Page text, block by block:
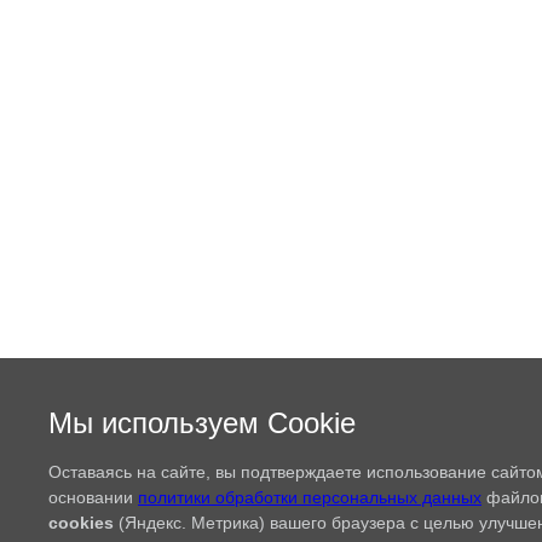
Мы используем Cookie
Оставаясь на сайте, вы подтверждаете использование
основании политики обработки персональных данных
cookies (Яндекс. Метрика) вашего браузера с целью